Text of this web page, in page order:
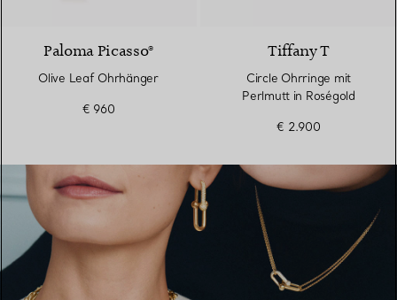
Paloma Picasso®
Olive Leaf Ohrhänger
€ 960
Tiffany T
Circle Ohrringe mit
Perlmutt in Roségold
€ 2.900